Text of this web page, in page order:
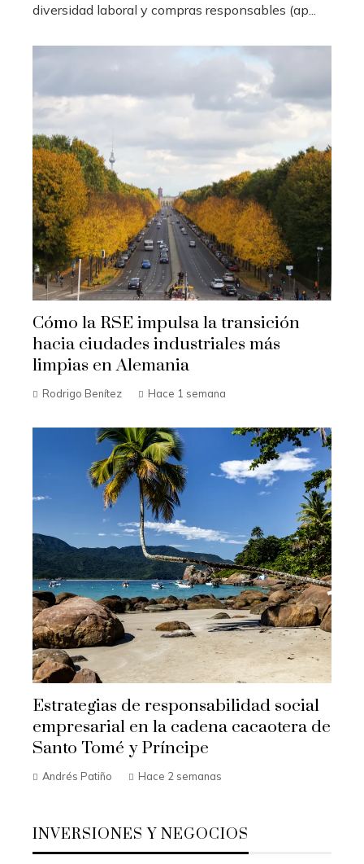
diversidad laboral y compras responsables (ap...
Cómo la RSE impulsa la transición
hacia ciudades industriales más
limpias en Alemania
Rodrigo Benítez Hace 1 semana
Estrategias de responsabilidad social
empresarial en la cadena cacaotera de
Santo Tomé y Príncipe
Andrés Patiño Hace 2 semanas
INVERSIONES Y NEGOCIOS